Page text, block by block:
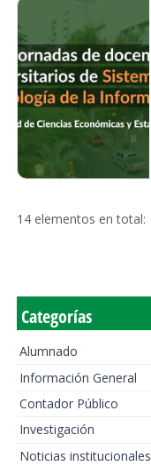
14 elementos en total:
Categorías
Alumnado
Información General
Contador Público
Investigación
Noticias institucionales